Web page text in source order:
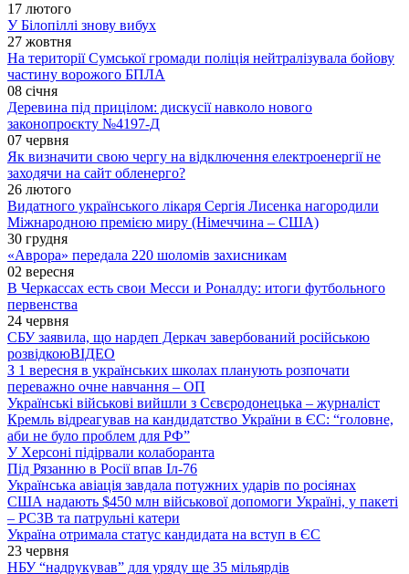
17 лютого
У Білопіллі знову вибух
27 жовтня
На території Сумської громади поліція нейтралізувала бойову
частину ворожого БПЛА
08 січня
Деревина під прицілом: дискусії навколо нового
законопроєкту №4197-Д
07 червня
Як визначити свою чергу на відключення електроенергії не
заходячи на сайт обленерго?
26 лютого
Видатного українського лікаря Сергія Лисенка нагородили
Міжнародною премією миру (Німеччина – США)
30 грудня
«Аврора» передала 220 шоломів захисникам
02 вересня
В Черкассах есть свои Месси и Роналду: итоги футбольного
первенства
24 червня
СБУ заявила, що нардеп Деркач завербований російською
розвідкоюВІДЕО
З 1 вересня в українських школах планують розпочати
переважно очне навчання – ОП
Українські військові вийшли з Сєвєродонецька – журналіст
Кремль відреагував на кандидатство України в ЄС: “головне,
аби не було проблем для РФ”
У Херсоні підірвали колаборанта
Під Рязанню в Росії впав Іл-76
Українська авіація завдала потужних ударів по росіянах
США надають $450 млн військової допомоги Україні, у пакеті
– РСЗВ та патрульні катери
Україна отримала статус кандидата на вступ в ЄС
23 червня
НБУ “надрукував” для уряду ще 35 мільярдів